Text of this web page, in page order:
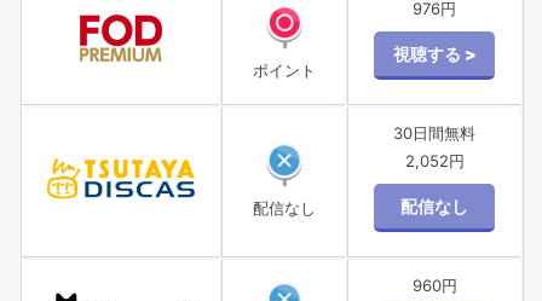
ポイント
976円
配信なし
30日間無料
2,052円
960円